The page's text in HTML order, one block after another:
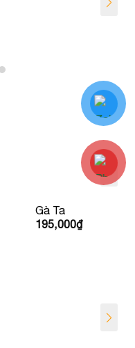
Gà Ta
195,000₫